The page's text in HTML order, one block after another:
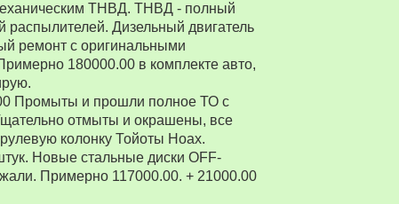
ТНВД. ТНВД - полный
Дизельный двигатель
ремонт с оригинальными
180000.00 в комплекте авто,
Промыты и прошли полное ТО с
отмыты и окрашены, все
колонку Тойоты Ноах.
Новые стальные диски OFF-
Примерно 117000.00. + 21000.00